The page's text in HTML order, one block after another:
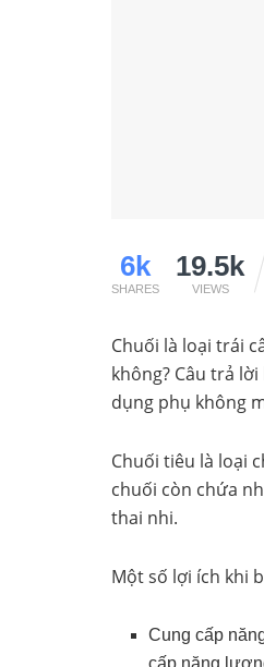
6k
SHARES
19.5k
VIEWS
Chuối là loại trái
không? Câu trả
dụng phụ không
Chuối tiêu là loại
chuối còn chứa
thai nhi.
Một số lợi ích khi
Cung cấp
cấp năng